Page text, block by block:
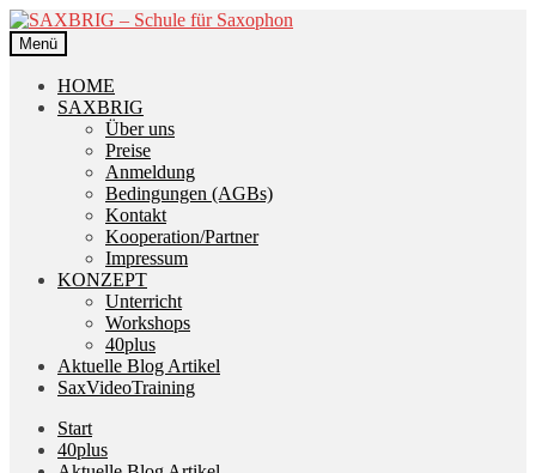
Zur
Navigation
springen
Zum
Inhalt
springen
Menü
HOME
SAXBRIG
Über uns
Preise
Anmeldung
Bedingungen (AGBs)
Kontakt
Kooperation/Partner
Impressum
KONZEPT
Unterricht
Workshops
40plus
Aktuelle Blog Artikel
SaxVideoTraining
Start
40plus